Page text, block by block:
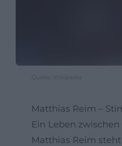
Quelle: Wikipedia
Matthias Reim –
Ein Leben
Matthias Reim